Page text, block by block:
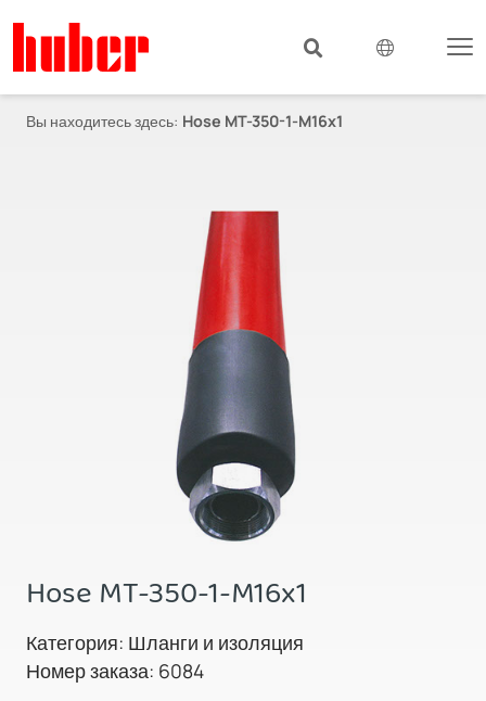
Вы находитесь здесь: Hose MT-350-1-M16x1
Hose MT-350-1-M16x1
Категория: Шланги и изоляция
Номер заказа: 6084